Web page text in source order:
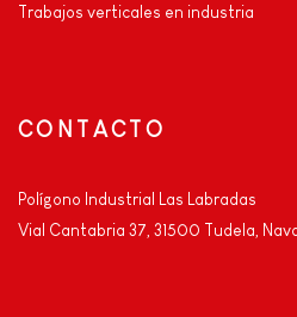
Trabajos verticales en industria
CONTACTO
Polígono Industrial Las Labradas
Vial Cantabria 37, 31500 Tudela,